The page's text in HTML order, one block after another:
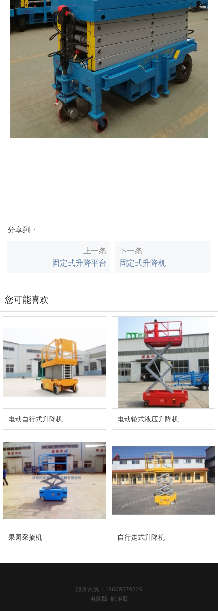
分享到：
上一条
固定式升降平台
下一条
固定式升降机
您可能喜欢
电动自行式升降机 电动轮式液压升降机
果园采摘机 自行走式升降机
服务热线：18668979228
电脑版 |触屏版